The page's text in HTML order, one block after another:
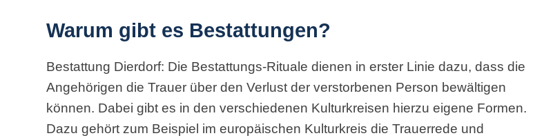
Warum gibt es Bestattungen?
Bestattung Dierdorf: Die Bestattungs-Rituale dienen in erster Linie dazu, dass die
Angehörigen die Trauer über den Verlust der verstorbenen Person bewältigen
können. Dabei gibt es in den verschiedenen Kulturkreisen hierzu eigene Formen.
Dazu gehört zum Beispiel im europäischen Kulturkreis die Trauerrede und